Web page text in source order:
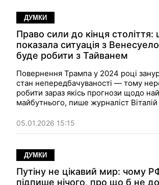
ДУМКИ
Право сили до кінця століття:
показала ситуація з
буде робити з Тайванем
Повернення Трампа у 2024 році
стан непередбачуваності — тому
робити зараз якісь прогнози щодо
майбутнього, пише журналіст
світі без правил — і так буде тривати
ймовірно, до кінця століття,
05.01.2026 15:15
ДУМКИ
Путіну не цікавий мир: чому
підпише нічого, про що б не